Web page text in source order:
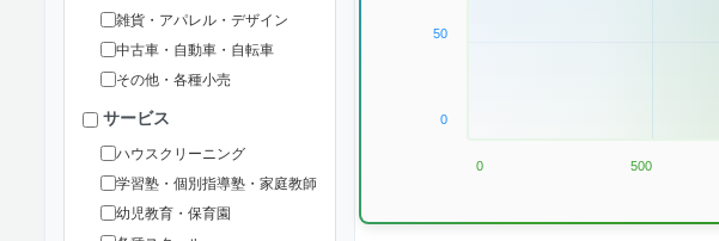
雑貨・アパレル・デザイン
中古車・自動車・自転車
その他・各種小売
サービス
ハウスクリーニング
学習塾・個別指導塾・家庭教師
幼児教育・保育園
50
0
0 500